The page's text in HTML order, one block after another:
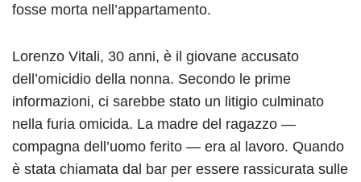
fosse morta nell’appartamento.
Lorenzo Vitali, 30 anni, è il giovane accusato
dell’omicidio della nonna. Secondo le prime
informazioni, ci sarebbe stato un litigio culminato
nella furia omicida. La madre del ragazzo —
compagna dell’uomo ferito — era al lavoro. Quando
è stata chiamata dal bar per essere rassicurata sulle